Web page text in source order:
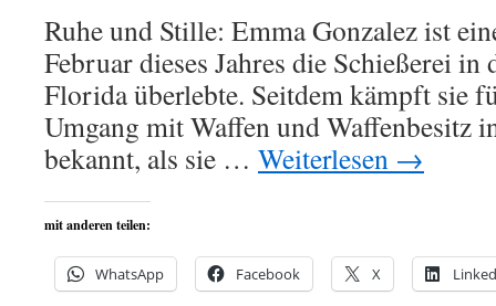
Ruhe und Stille: Emma Gonzalez ist
Februar dieses Jahres die Schießerei
Florida überlebte. Seitdem kämpft sie
Umgang mit Waffen und Waffenbesitz
bekannt, als sie … Weiterlesen →
mit anderen teilen:
WhatsApp Facebook X